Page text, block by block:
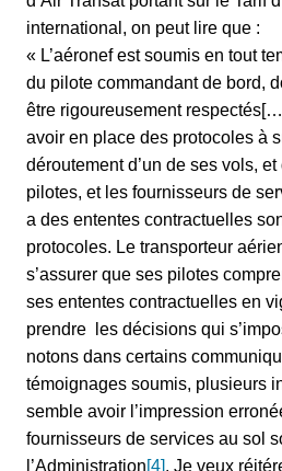
international, on peut lire que :
« L’aéronef est soumis en tout
du pilote commandant de bord,
être rigoureusement
avoir en place des protocoles à
déroutement d’un de ses vols,
pilotes, et les fournisseurs de
a des ententes contractuelles
protocoles. Le transporteur
s’assurer que ses pilotes
ses ententes contractuelles en
prendre les décisions qui
notons dans certains
témoignages soumis, plusieurs
semble avoir l’impression
fournisseurs de services au sol
l’Administration[4]. Je veux